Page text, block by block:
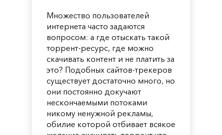
Множество пользователей
интернета часто задаются
вопросом: а где отыскать такой
торрент-ресурс, где можно
скачивать контент и не платить за
это? Подобных сайтов-трекеров
существует достаточно много, но
они постоянно докучают
нескончаемыми потоками
никому ненужной рекламы,
обилие которой отбивает всякое